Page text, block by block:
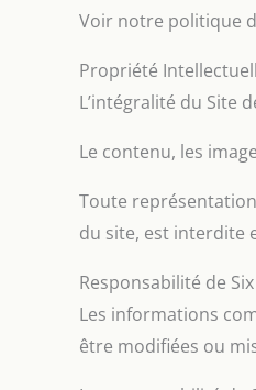
Voir notre politique
Propriété
L’intégralité du Site
Le contenu, les
Toute
du site, est interdite
Responsabilité de
Les informations
être modifiées ou